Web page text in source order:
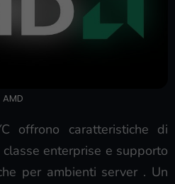
AMD
offrono caratteristiche di
enterprise e supporto
per ambienti server . Un